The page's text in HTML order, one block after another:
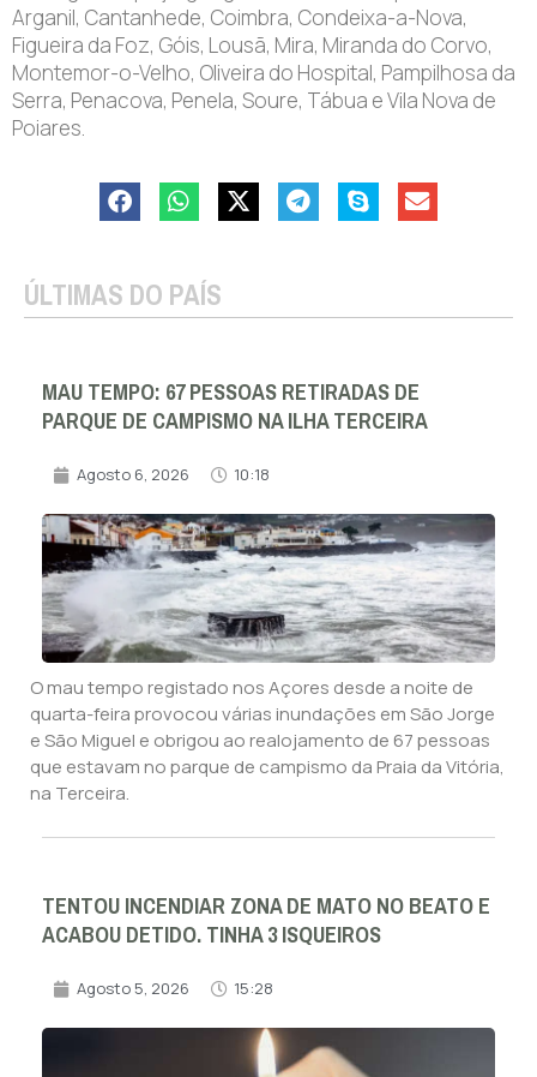
Arganil, Cantanhede, Coimbra, Condeixa-a-Nova,
Figueira da Foz, Góis, Lousã, Mira, Miranda do Corvo,
Montemor-o-Velho, Oliveira do Hospital, Pampilhosa da
Serra, Penacova, Penela, Soure, Tábua e Vila Nova de
Poiares.
ÚLTIMAS DO PAÍS
MAU TEMPO: 67 PESSOAS RETIRADAS DE
PARQUE DE CAMPISMO NA ILHA TERCEIRA
Agosto 6, 2026 10:18
O mau tempo registado nos Açores desde a noite de
quarta-feira provocou várias inundações em São Jorge
e São Miguel e obrigou ao realojamento de 67 pessoas
que estavam no parque de campismo da Praia da Vitória,
na Terceira.
TENTOU INCENDIAR ZONA DE MATO NO BEATO E
ACABOU DETIDO. TINHA 3 ISQUEIROS
Agosto 5, 2026 15:28